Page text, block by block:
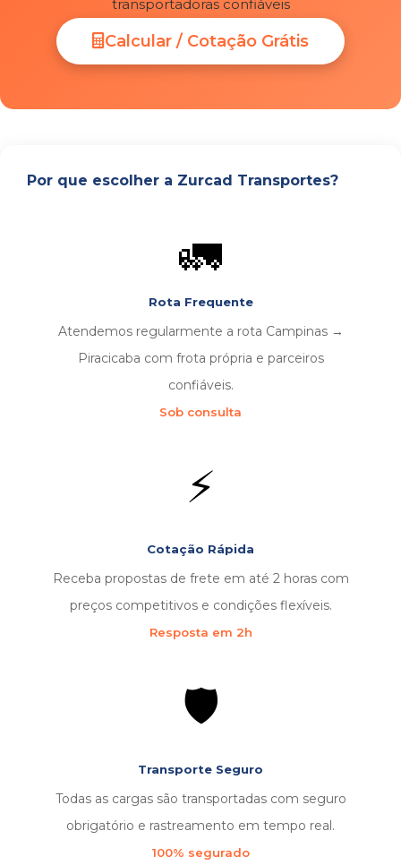
transportadoras confiáveis
Calcular / Cotação Grátis
Por que escolher a Zurcad Transportes?
🚛
Rota Frequente
Atendemos regularmente a rota Campinas →
Piracicaba com frota própria e parceiros
confiáveis.
Sob consulta
⚡
Cotação Rápida
Receba propostas de frete em até 2 horas com
preços competitivos e condições flexíveis.
Resposta em 2h
🛡️
Transporte Seguro
Todas as cargas são transportadas com seguro
obrigatório e rastreamento em tempo real.
100% segurado